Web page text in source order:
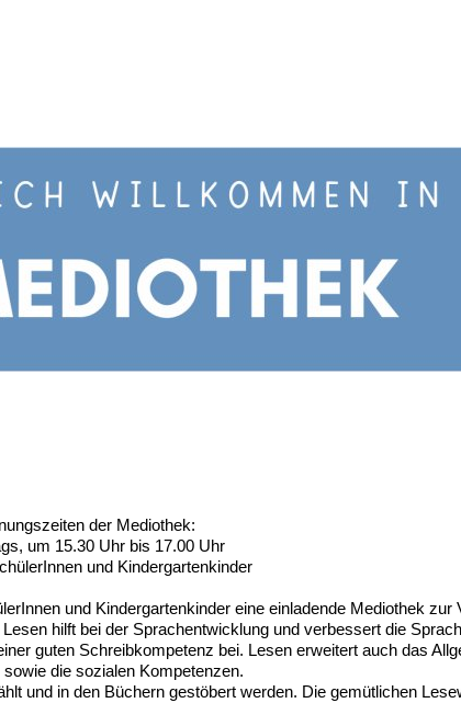
der Mediothek:
um 15.30 Uhr bis 17.00 Uhr
und Kindergartenkinder
und Kindergartenkinder eine einladende Mediothek zur
hilft bei der Sprachentwicklung und verbessert die
guten Schreibkompetenz bei. Lesen erweitert auch das
sowie die sozialen Kompetenzen.
und in den Büchern gestöbert werden. Die gemütlichen